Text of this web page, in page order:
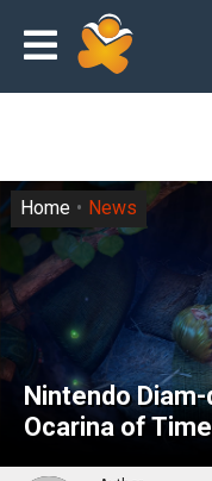
Nintendo
Ocarina of
Home News